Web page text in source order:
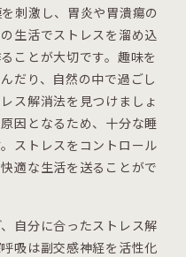
刺激し、胃炎や胃潰瘍の
生活でストレスを溜め込
ことが大切です。趣味を
だり、自然の中で過ごし
ス解消法を見つけましょ
因となるため、十分な睡
ストレスをコントロール
適な生活を送ることがで
自分に合ったストレス解
吸は副交感神経を活性化